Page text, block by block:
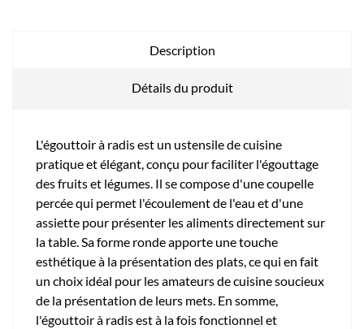
Description
Détails du produit
L'égouttoir à radis est un ustensile de cuisine
pratique et élégant, conçu pour faciliter l'égouttage
des fruits et légumes. Il se compose d'une coupelle
percée qui permet l'écoulement de l'eau et d'une
assiette pour présenter les aliments directement sur
la table. Sa forme ronde apporte une touche
esthétique à la présentation des plats, ce qui en fait
un choix idéal pour les amateurs de cuisine soucieux
de la présentation de leurs mets. En somme,
l'égouttoir à radis est à la fois fonctionnel et